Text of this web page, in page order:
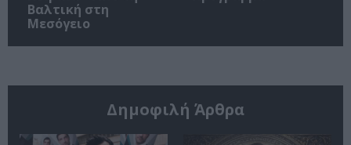
Βαλτική στη
Μεσόγειο
Δημοφιλή Άρθρα